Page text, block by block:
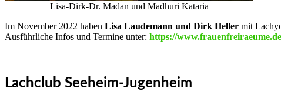
Lisa-Dirk-Dr. Madan und Madhuri Kataria
Im November 2022 haben Lisa Laudemann und Dirk Heller mit
Ausführliche Infos und Termine unter: https://
Lachclub Seeheim-Jugenheim